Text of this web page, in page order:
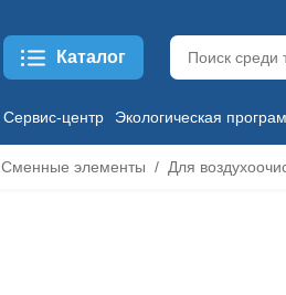
Каталог
Сервис-центр Экологическая
Сменные элементы Для